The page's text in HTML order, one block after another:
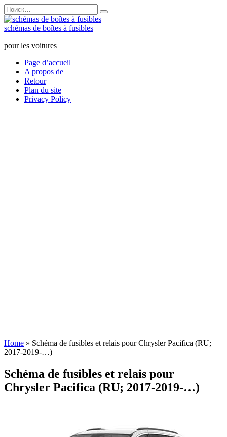
Перейти
к
содержанию
Search
for:
schémas de boîtes à fusibles
pour les voitures
Page d’accueil
A propos de
Retour
Plan du site
Privacy Policy
Home » Schéma de fusibles et relais pour Chrysler Pacifica (RU;
2017-2019-…)
Schéma de fusibles et relais pour
Chrysler Pacifica (RU; 2017-2019-…)